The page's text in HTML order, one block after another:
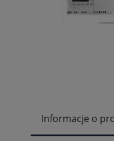
Informacje o